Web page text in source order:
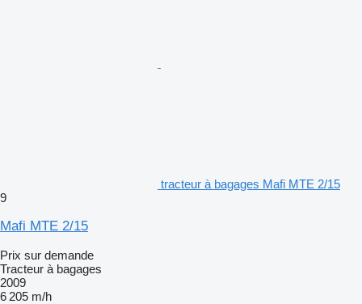
tracteur à bagages Mafi MTE 2/15
9
Mafi MTE 2/15
Prix sur demande
Tracteur à bagages
2009
6 205 m/h